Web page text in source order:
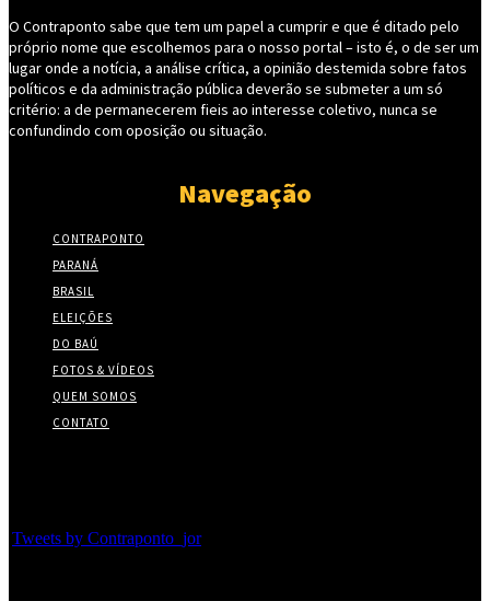
O Contraponto sabe que tem um papel a cumprir e que é ditado pelo
próprio nome que escolhemos para o nosso portal – isto é, o de ser um
lugar onde a notícia, a análise crítica, a opinião destemida sobre fatos
políticos e da administração pública deverão se submeter a um só
critério: a de permanecerem fieis ao interesse coletivo, nunca se
confundindo com oposição ou situação.
Navegação
CONTRAPONTO
PARANÁ
BRASIL
ELEIÇÕES
DO BAÚ
FOTOS & VÍDEOS
QUEM SOMOS
CONTATO
Tweets by Contraponto_jor